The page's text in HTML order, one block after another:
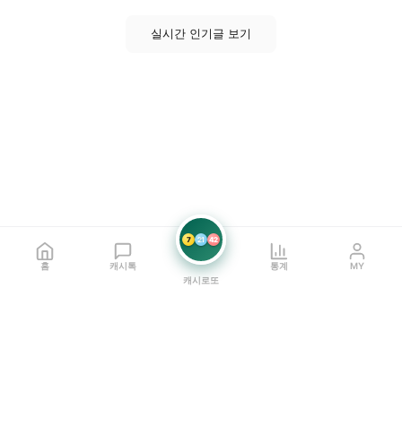
실시간 인기글 보기
홈 캐시톡
7 21 42
캐시로또
통계 MY